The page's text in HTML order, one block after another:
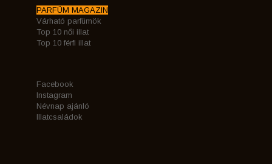
PARFÜM MAGAZIN
Várható parfümök
Top 10 női illat
Top 10 férfi illat
Facebook
Instagram
Névnap ajánló
Illatcsaládok